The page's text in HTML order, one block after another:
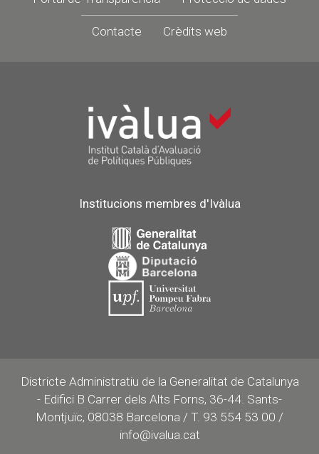
Contacte Crèdits web
Institucions membres d'Ivàlua
Districte Administratiu de la Generalitat de Catalunya
- Edifici B Carrer dels Alts Forns, 36-44. Sants-
Montjuïc, 08038 Barcelona / T. 93 554 53 00 /
info@ivalua.cat